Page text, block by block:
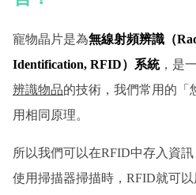
寵物晶片是為無線射頻辨識（
Identification, RFID）系統，是
辨識物品的技術，我們常用的「
用相同原理。
所以我們可以在RFID中存入資
使用掃描器掃描時，RFID就可